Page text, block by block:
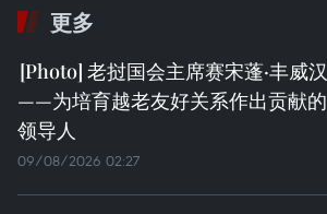
更多
老挝国会主席赛宋蓬·丰威汉
——为培育越老友好关系作出贡献的
领导人
09/08/2026 02:27